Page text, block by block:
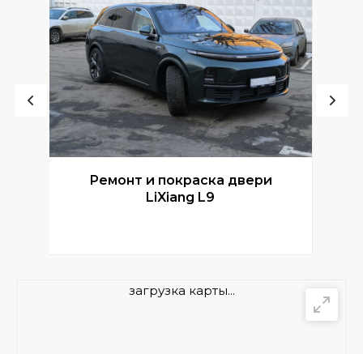
Ремонт и покраска двери
LiXiang L9
загрузка карты...